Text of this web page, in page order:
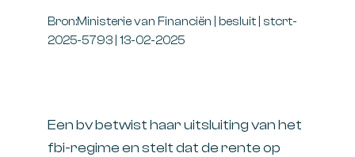
Bron:Ministerie van Financiën | besluit | stcrt-
2025-5793 | 13-02-2025
Een bv betwist haar uitsluiting van het
fbi-regime en stelt dat de rente op